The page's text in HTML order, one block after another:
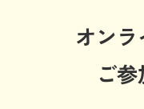
オン
ご参